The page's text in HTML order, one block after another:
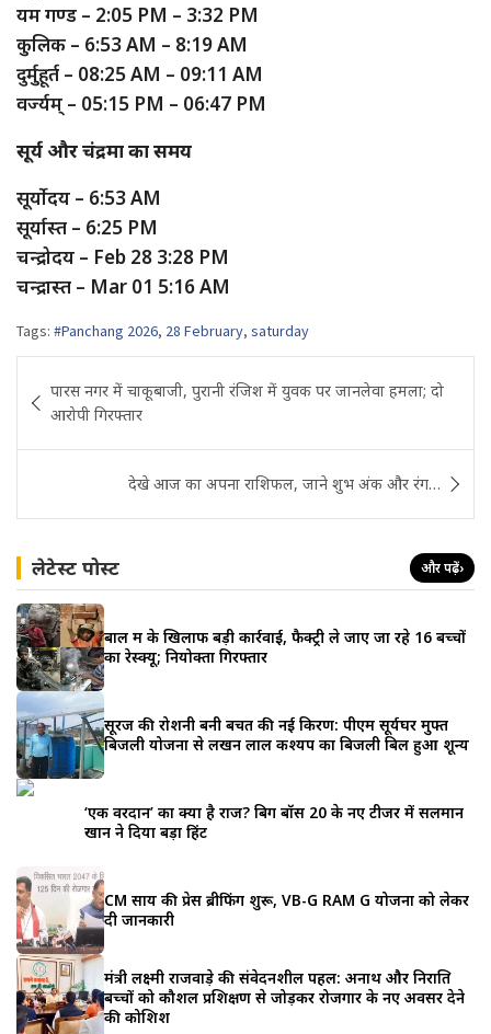
यम गण्ड – 2:05 PM – 3:32 PM
कुलिक – 6:53 AM – 8:19 AM
दुर्मुहूर्त – 08:25 AM – 09:11 AM
वर्ज्यम् – 05:15 PM – 06:47 PM
सूर्य और चंद्रमा का समय
सूर्योदय – 6:53 AM
सूर्यास्त – 6:25 PM
चन्द्रोदय – Feb 28 3:28 PM
चन्द्रास्त – Mar 01 5:16 AM
Tags: #Panchang 2026, 28 February, saturday
navigation
पारस नगर में चाकूबाजी, पुरानी रंजिश में युवक पर जानलेवा हमला; दो
आरोपी गिरफ्तार
देखे आज का अपना राशिफल, जाने शुभ अंक और रंग…
लेटेस्ट पोस्ट और पढ़ें›
बाल श्रम के खिलाफ बड़ी कार्रवाई, फैक्ट्री ले जाए जा रहे 16 बच्चों
का रेस्क्यू; नियोक्ता गिरफ्तार
सूरज की रोशनी बनी बचत की नई किरण: पीएम सूर्यघर मुफ्त
बिजली योजना से लखन लाल कश्यप का बिजली बिल हुआ शून्य
‘एक वरदान’ का क्या है राज? बिग बॉस 20 के नए टीजर में सलमान
खान ने दिया बड़ा हिंट
CM साय की प्रेस ब्रीफिंग शुरू, VB-G RAM G योजना को लेकर
दी जानकारी
मंत्री लक्ष्मी राजवाड़े की संवेदनशील पहल: अनाथ और निराश्रित
बच्चों को कौशल प्रशिक्षण से जोड़कर रोजगार के नए अवसर देने
की कोशिश